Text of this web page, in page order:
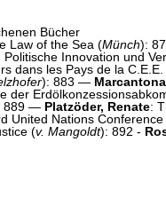
Bücher
Law of the Sea (Münch):
Politische Innovation und
dans les Pays de la
): 883 —
der
889 — Platzöder, Renate:
United Nations
(v. Mangoldt): 892 -